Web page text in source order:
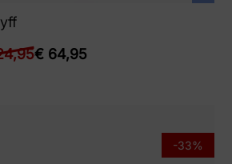
€ 64,95
-33%